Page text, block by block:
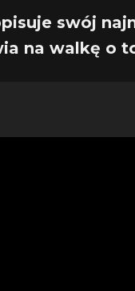
swój
na walkę o